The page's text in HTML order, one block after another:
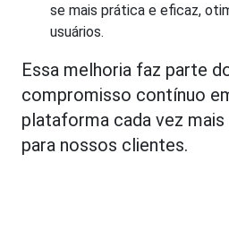
se mais prática e eficaz,
usuários.
Essa melhoria faz parte
compromisso contínuo
plataforma cada vez
para nossos clientes.